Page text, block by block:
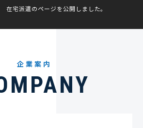
在宅派遣のページを公開しました。
企業案内